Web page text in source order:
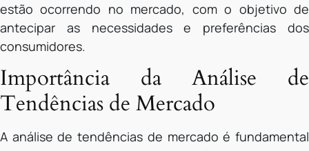
estão ocorrendo no mercado, com o objetivo de
antecipar as necessidades e preferências dos
consumidores.
Importância da Análise de
Tendências de Mercado
A análise de tendências de mercado é fundamental